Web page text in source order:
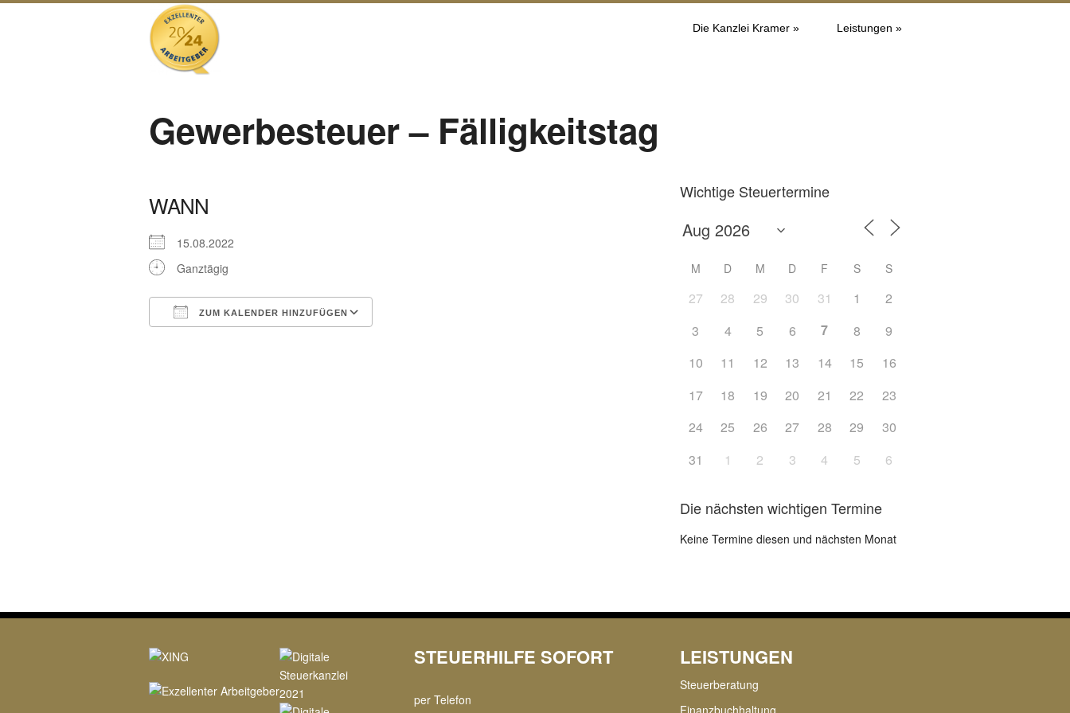
Die Kanzlei Kramer » Leistungen »
Gewerbesteuer – Fälligkeitstag
WANN
15.08.2022
Ganztägig
ZUM KALENDER HINZUFÜGEN
Wichtige Steuertermine
M D M D F S S
27 28 29 30 31 1
2
3
4 5 6 7 8
9
10
11 12 13 14 15
16
17
18 19 20 21 22
23
24
25 26 27 28 29
30
31
1 2 3 4 5 6
Die nächsten wichtigen Termine
Keine Termine diesen und nächsten Monat
STEUERHILFE SOFORT
per Telefon
LEISTUNGEN
Steuerberatung